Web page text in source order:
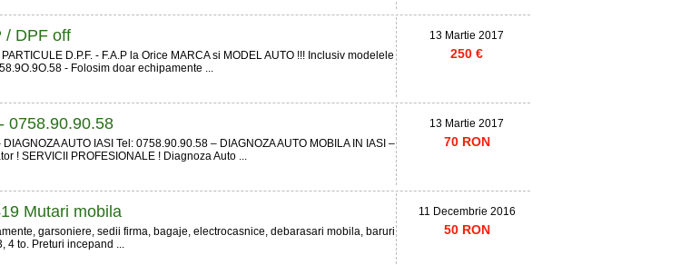
/ DPF off
D.P.F. - F.A.P la Orice MARCA si MODEL AUTO !!! Inclusiv modelele
- Folosim doar echipamente ...
13 Martie 2017
250 €
0758.90.90.58
AUTO IASI Tel: 0758.90.90.58 – DIAGNOZA AUTO MOBILA IN IASI –
! SERVICII PROFESIONALE ! Diagnoza Auto ...
13 Martie 2017
70 RON
Mutari mobila
garsoniere, sedii firma, bagaje, electrocasnice, debarasari mobila, baruri
4 to. Preturi incepand ...
11 Decembrie 2016
50 RON